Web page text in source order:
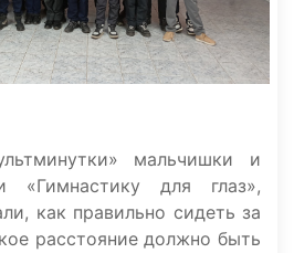
мальчишки и
«Гимнастику для глаз»,
как правильно сидеть за
расстояние должно быть